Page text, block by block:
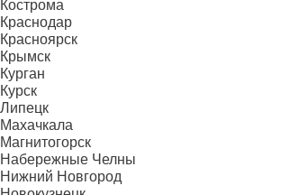
Кострома
Краснодар
Красноярск
Крымск
Курган
Курск
Липецк
Махачкала
Магнитогорск
Набережные Челны
Нижний Новгород